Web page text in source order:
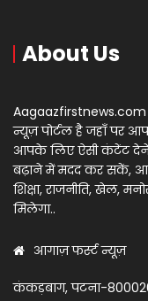
About Us
न्यूज़ पोर्टल है जहाँ पर
आपके लिए ऐसी कंटेंट
बढ़ाने में मदद कर सकें,
शिक्षा, राजनीति, खेल,
मिलेगा..
आगाज़ फर्स्ट न्यूज़
कंकड़बाग, पटना-